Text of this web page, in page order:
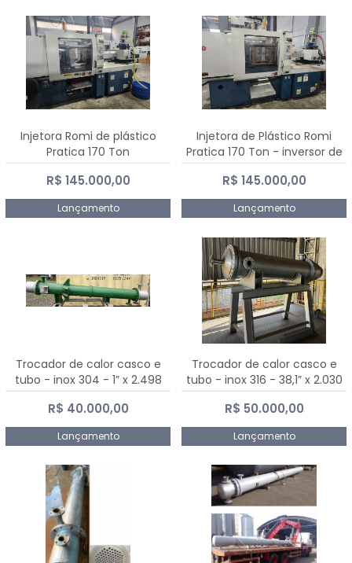
Injetora Romi de plástico
Pratica 170 Ton
R$ 145.000,00
Lançamento
Injetora de Plástico Romi
Pratica 170 Ton - inversor de
frequência NR 12
R$ 145.000,00
Lançamento
Trocador de calor casco e
tubo - inox 304 - 1” x 2.498
mm
R$ 40.000,00
Lançamento
Trocador de calor casco e
tubo - inox 316 - 38,1” x 2.030
mm
R$ 50.000,00
Lançamento